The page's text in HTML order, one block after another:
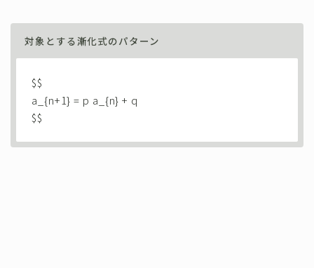
対象とする漸化式のパターン
$$
a_{n+1} = p a_{n} + q
$$